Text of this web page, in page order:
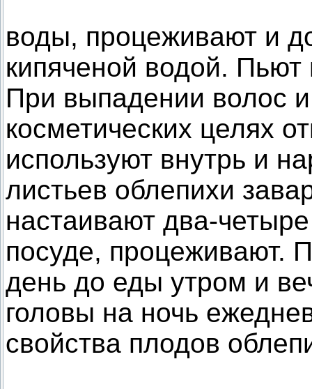
воды, процеживают и
кипяченой водой. Пьют
При выпадении волос
косметических целях
используют внутрь и
листьев облепихи
настаивают два-
посуде, процеживают.
день до еды утром и
головы на ночь
свойства плодов